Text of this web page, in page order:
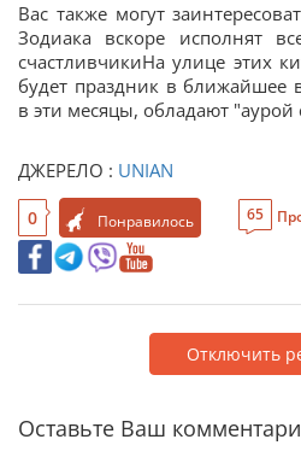
Вас также могут
Зодиака вскоре исполнят
счастливчикиНа улице этих
будет праздник в ближайшее
в эти месяцы, обладают
ДЖЕРЕЛО : UNIAN
0 Понравилось 65
Отключить
Оставьте Ваш